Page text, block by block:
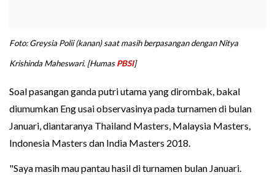
Foto: Greysia Polii (kanan) saat masih berpasangan dengan Nitya
Krishinda Maheswari. [HumasPBSI]
Soal pasangan ganda putri utama yang dirombak, bakal
diumumkan Eng usai observasinya pada turnamen di bulan
Januari, diantaranya Thailand Masters, Malaysia Masters,
Indonesia Masters dan India Masters 2018.
"Saya masih mau pantau hasil di turnamen bulan Januari.